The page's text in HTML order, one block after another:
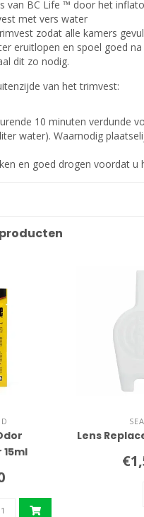
van BC Life ™ door het
met vers water
zodat alle kamers
eruitlopen en spoel goed
dit zo nodig.
van het trimvest:
10 minuten verdunde
water). Waarnodig
en goed drogen voordat u
Lens